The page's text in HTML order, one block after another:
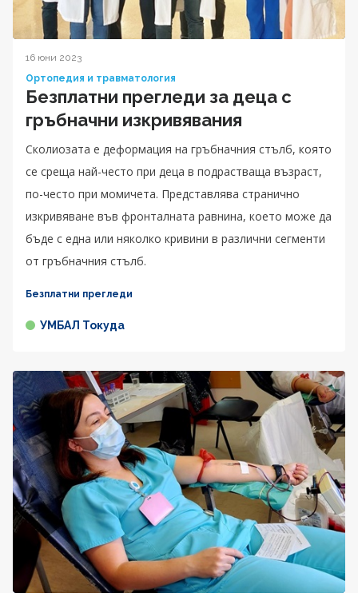
16 юни 2023
Ортопедия и травматология
Безплатни прегледи за деца с
гръбначни изкривявания
Сколиозата е деформация на гръбначния стълб, която
се среща най-често при деца в подрастваща възраст,
по-често при момичета. Представлява странично
изкривяване във фронталната равнина, което може да
бъде с една или няколко кривини в различни сегменти
от гръбначния стълб.
Безплатни прегледи
УМБАЛ Токуда